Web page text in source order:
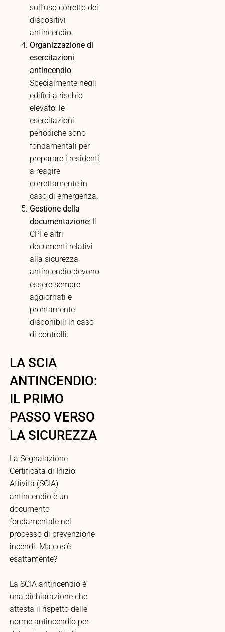
sull’uso corretto dei
dispositivi
antincendio.
Organizzazione di
esercitazioni
antincendio:
Specialmente negli
edifici a rischio
elevato, le
esercitazioni
periodiche sono
fondamentali per
preparare i residenti
a reagire
correttamente in
caso di emergenza.
Gestione della
documentazione: Il
CPI e altri
documenti relativi
alla sicurezza
antincendio devono
essere sempre
aggiornati e
prontamente
disponibili in caso
di controlli.
LA SCIA
ANTINCENDIO:
IL PRIMO
PASSO VERSO
LA SICUREZZA
La Segnalazione
Certificata di Inizio
Attività (SCIA)
antincendio è un
documento
fondamentale nel
processo di prevenzione
incendi. Ma cos’è
esattamente?
La SCIA antincendio è
una dichiarazione che
attesta il rispetto delle
norme antincendio per